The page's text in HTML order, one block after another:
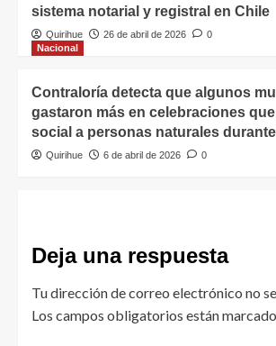
sistema notarial y registral en Chile
Quirihue 26 de abril de 2026
0
Nacional
Contraloría detecta que algunos
gastaron más en celebraciones
social a personas naturales
Quirihue 6 de abril de 2026 0
Deja una respuesta
Tu dirección de correo electrónico no
Los campos obligatorios están